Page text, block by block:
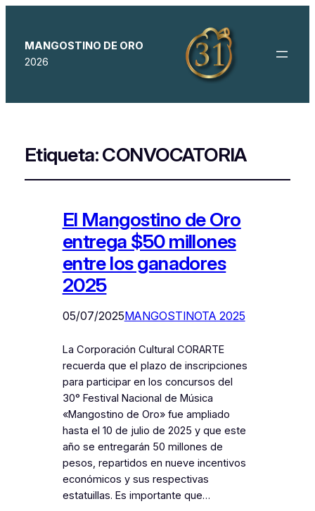
MANGOSTINO DE ORO
2026
Etiqueta:CONVOCATORIA
El Mangostino de Oro
entrega $50 millones
entre los ganadores
2025
05/07/2025MANGOSTINOTA 2025
La Corporación Cultural CORARTE
recuerda que el plazo de inscripciones
para participar en los concursos del
30° Festival Nacional de Música
«Mangostino de Oro» fue ampliado
hasta el 10 de julio de 2025 y que este
año se entregarán 50 millones de
pesos, repartidos en nueve incentivos
económicos y sus respectivas
estatuillas. Es importante que…